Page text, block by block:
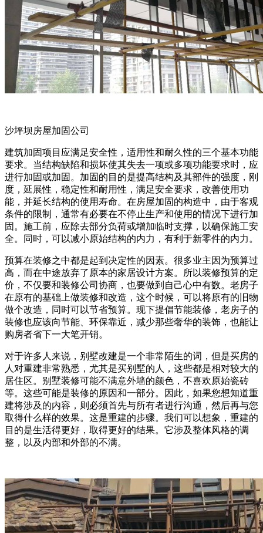
沙坪坝房屋加固公司
建筑加固项目应满足安全性，适用性和耐久性的三个基本功能
要求。当结构缺陷和损坏使其失去一项或多项功能要求时，应
进行加固或加固。加固的目的是提高结构及其部件的强度，刚
度，延展性，稳定性和耐用性，满足安全要求，改善使用功
能，并延长结构的使用寿命。在房屋加固的构造中，由于客观
条件的限制，通常有必要在不停止生产和使用的情况下进行加
固。施工前，应除去部分负荷或增加临时支撑，以确保施工安
全。同时，可以减小原始结构的内力，有利于新零件的内力。
预算在装修之中都是起到决定性的因素。很多业主因为预算过
高，而在中途放弃了原本的家居设计方案。所以装修预算的定
价，不仅要和装修公司协商，也要做到自己心中有数。老房子
在原有的基础上做装修和改造，这个时候，可以将原有的旧物
做个改造，同时可以节省预算。现下提倡节能装修，老房子的
装修也应该向节能、环保靠近，减少那些奢华的装饰，也能让
购房者省下一大笔开销。
对于许多人来说，别墅改建是一个非常陌生的词，但是买房的
人对重建非常熟悉，尤其是买别墅的人，这些都是相对较大的
居住区。别墅装修可能不满意外墙的颜色，不喜欢原始瓷砖
等。这些可能是装修的原因和一部分。因此，如果您想知道重
建将涉及的内容，则必须首先与所有者进行沟通，然后再与您
取得什么样的效果。这是重建的步骤。我们可以想象，重建的
目的是生活得更好，取得更好的结果。它涉及整体风格的调
整，以及内部和外部的不满。